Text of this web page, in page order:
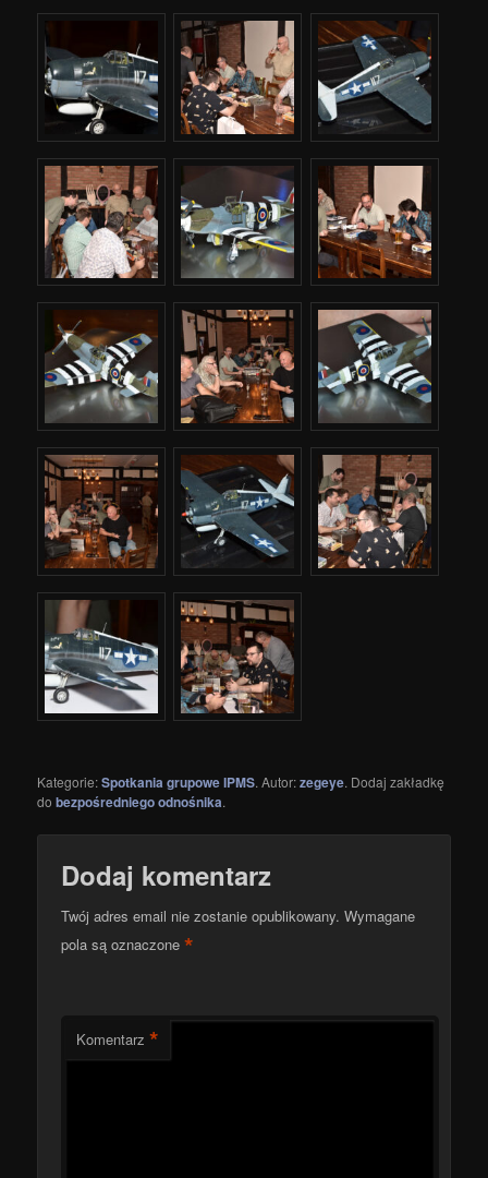
Kategorie:Spotkania grupowe IPMS. Autor:zegeye. Dodaj zakładkę
dobezpośredniego odnośnika.
Dodaj komentarz
Twój adres email nie zostanie opublikowany. Wymagane
pola są oznaczone*
Komentarz *